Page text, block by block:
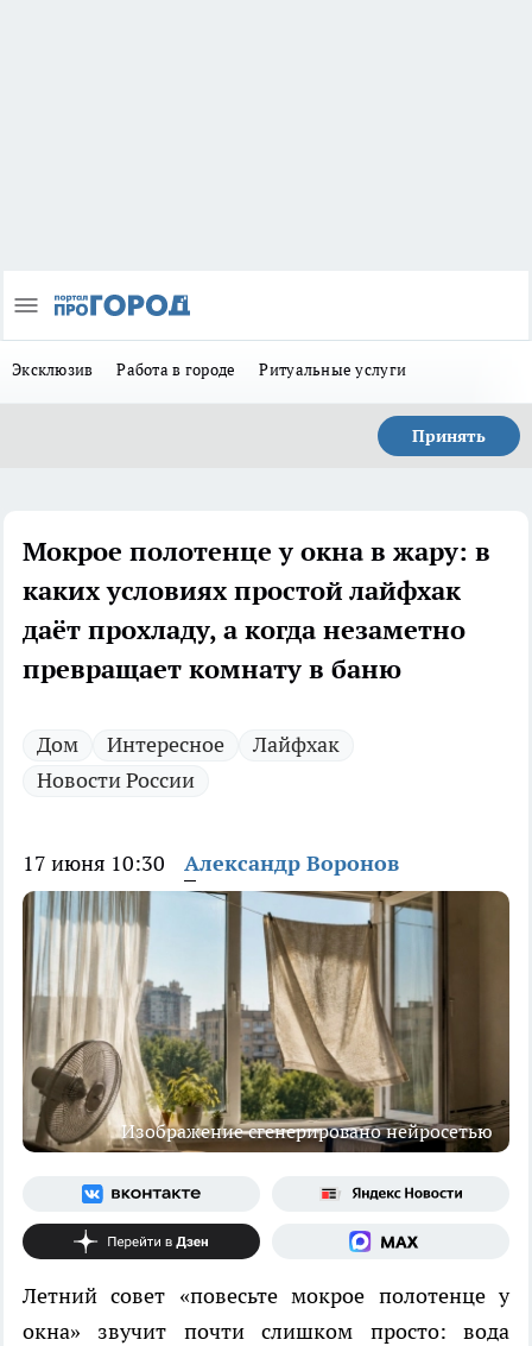
Эксклюзив Работа в городе Ритуальные услуги
Принять
Мокрое полотенце у окна в жару: в
каких условиях простой лайфхак
даёт прохладу, а когда незаметно
превращает комнату в баню
Дом Интересное
Лайфхак
Новости России
17 июня 10:30 Александр Воронов
Изображение сгенерировано нейросетью
Летний совет «повесьте мокрое полотенце у
окна» звучит почти слишком просто: вода